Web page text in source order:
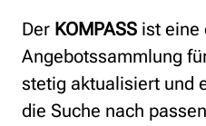
Der KOMPASS ist eine
Angebotssammlung
stetig aktualisiert und
die Suche nach